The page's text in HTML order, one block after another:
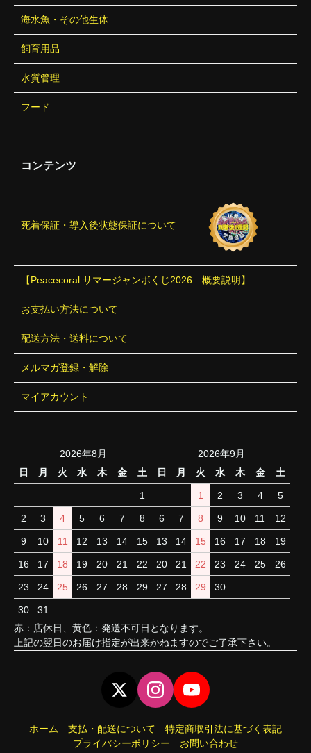
海水魚・その他生体
飼育用品
水質管理
フード
コンテンツ
死着保証・導入後状態保証について
【Peacecoral サマージャンボくじ2026 概要説明】
お支払い方法について
配送方法・送料について
メルマガ登録・解除
マイアカウント
2026年8月
日
月 火 水 木 金 土
1
2 3 4 5 6 7 8
9 10 11 12 13 14 15
16 17 18 19 20 21 22
23 24 25 26 27 28 29
30 31
2026年9月
日
月 火 水 木 金 土
1 2 3 4 5
6 7 8 9 10 11 12
13 14 15 16 17 18 19
20 21 22 23 24 25 26
27 28 29 30
赤：店休日、黄色：発送不可日となります。
上記の翌日のお届け指定が出来かねますのでご了承下さい。
ホーム 支払・配送について
特定商取引法に基づく表記
プライバシーポリシー
お問い合わせ